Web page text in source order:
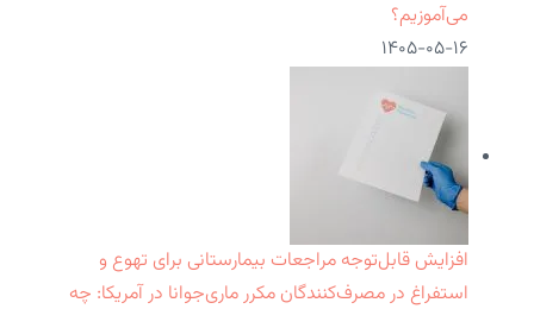
می‌آموزیم؟
۱۴۰۵-۰۵-۱۶
افزایش قابل‌توجه مراجعات بیمارستانی برای تهوع و
استفراغ در مصرف‌کنندگان مکرر ماری‌جوانا در آمریکا: چه